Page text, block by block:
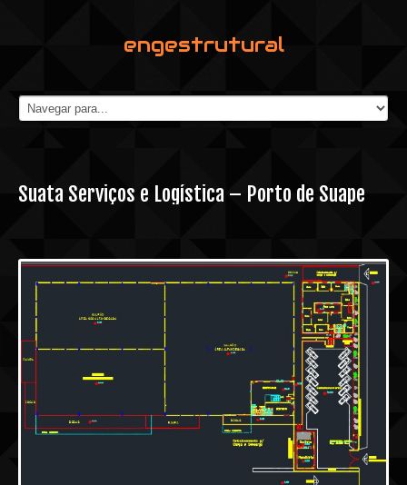
engestrutural
Suata Serviços e Logística – Porto de Suape